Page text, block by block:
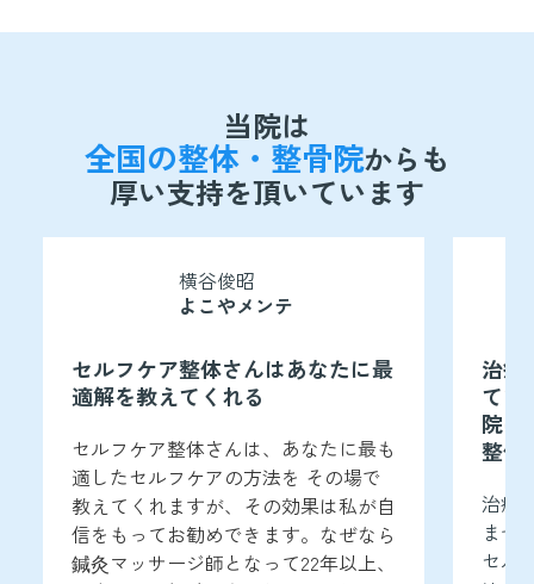
当院は
全国の整体・整骨院からも
厚い支持を頂いています
横谷俊昭
よこやメンテ
セルフケア整体さんはあなたに最
適解を教えてくれる
セルフケア整体さんは、あなたに最も
適したセルフケアの方法を その場で
教えてくれますが、その効果は私が自
信をもってお勧めできます。なぜなら
鍼灸マッサージ師となって22年以上、
治療
てい
院は
整体
治療
ませ
セル